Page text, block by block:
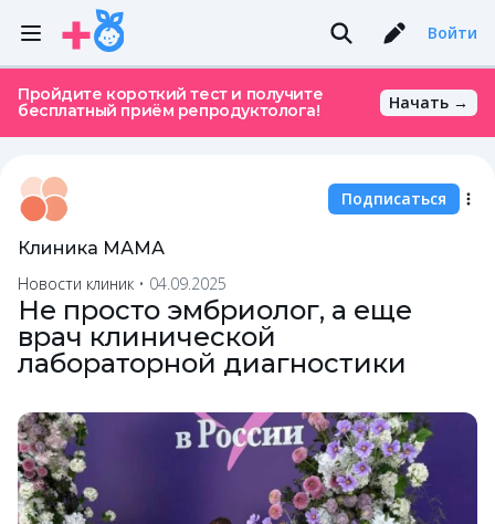
Войти
Пройдите короткий тест и получите
бесплатный приём репродуктолога!
Начать →
Клиника МАМА
Подписаться
Новости клиник • 04.09.2025
Не просто эмбриолог, а еще
врач клинической
лабораторной диагностики